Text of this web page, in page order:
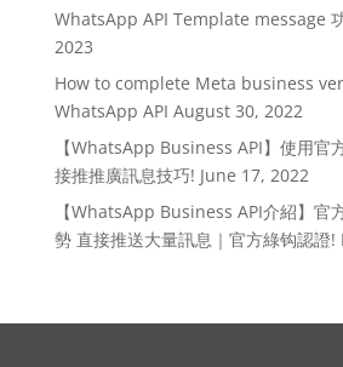
WhatsApp API Template message
2023
How to complete Meta business
WhatsApp API August 30, 2022
【WhatsApp Business API】使用官
接推推廣訊息技巧! June 17, 2022
【WhatsApp Business API介紹】官
勢 直接推送大量訊息｜官方綠钩認證!